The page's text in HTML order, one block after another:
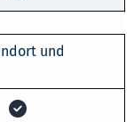
und